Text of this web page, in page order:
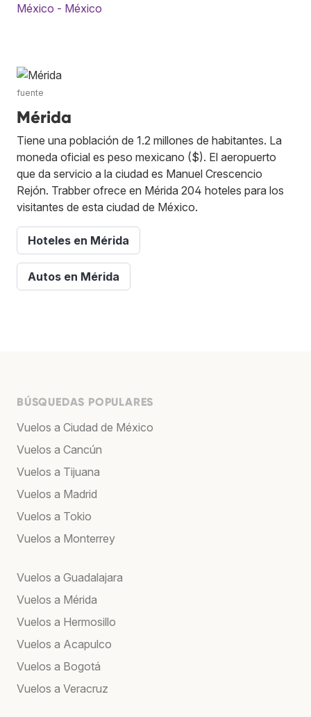
México - México
fuente
Mérida
Tiene una población de 1.2 millones de habitantes. La
moneda oficial es peso mexicano ($). El aeropuerto
que da servicio a la ciudad es Manuel Crescencio
Rejón. Trabber ofrece en Mérida 204 hoteles para los
visitantes de esta ciudad de México.
Hoteles en Mérida
Autos en Mérida
BÚSQUEDAS POPULARES
Vuelos a Ciudad de México
Vuelos a Cancún
Vuelos a Tijuana
Vuelos a Madrid
Vuelos a Tokio
Vuelos a Monterrey
Vuelos a Guadalajara
Vuelos a Mérida
Vuelos a Hermosillo
Vuelos a Acapulco
Vuelos a Bogotá
Vuelos a Veracruz